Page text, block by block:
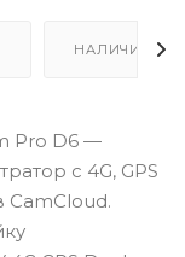
НАЛИЧИЕ
Pro D6 —
с 4G, GPS